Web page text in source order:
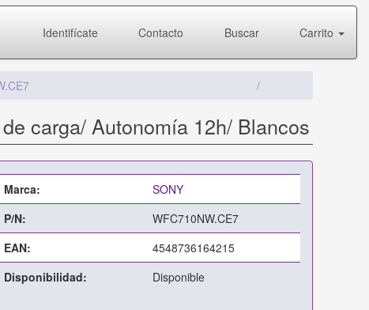
Identifícate Contacto Buscar Carrito
carga/ Autonomía 12h/ Blancos
Marca:
SONY
P/N:
WFC710NW.CE7
EAN:
4548736164215
Disponibilidad:
Disponible